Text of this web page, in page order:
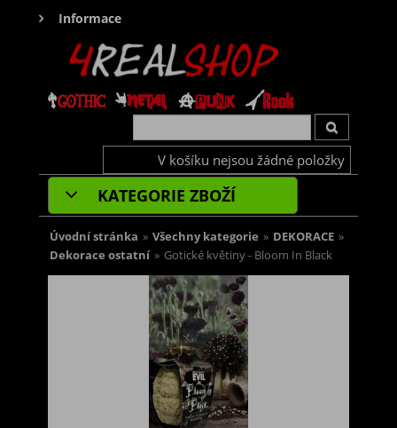
Informace
V košíku nejsou žádné položky
KATEGORIE ZBOŽÍ
Úvodní stránka » Všechny kategorie » DEKORACE »
Dekorace ostatní » Gotické květiny - Bloom In Black